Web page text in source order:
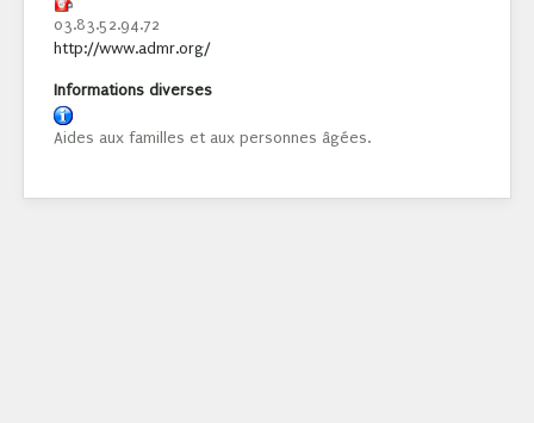
03.83.52.94.72
http://www.admr.org/
Informations diverses
Aides aux familles et aux personnes âgées.